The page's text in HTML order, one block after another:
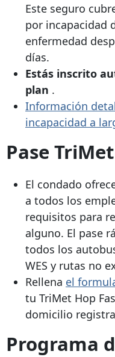
Este seguro
por incapacidad
enfermedad
días.
Estás inscrito
plan .
Información
incapacidad a
Pase TriMet
El condado
a todos los
requisitos para
alguno. El pase
todos los
WES y rutas no
Rellena el
tu TriMet Hop
domicilio
Programa